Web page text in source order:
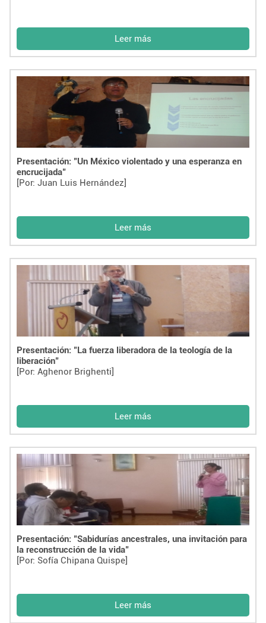
Leer más
Presentación: "Un México violentado y una esperanza en
encrucijada"
[Por: Juan Luis Hernández]
Leer más
Presentación: "La fuerza liberadora de la teología de la
liberación"
[Por: Aghenor Brighenti]
Leer más
Presentación: "Sabidurías ancestrales, una invitación para
la reconstrucción de la vida"
[Por: Sofía Chipana Quispe]
Leer más